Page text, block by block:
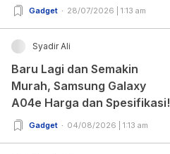
Gadget 28/07/2026 | 1:13 am
Syadir Ali
Baru Lagi dan Semakin
Murah, Samsung Galaxy
A04e Harga dan Spesifikasi!
Gadget 04/08/2026 | 1:13 am